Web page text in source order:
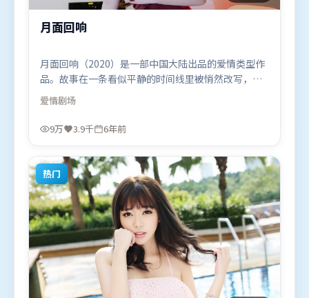
月面回响
月面回响（2020）是一部中国大陆出品的爱情类型作
品。故事在一条看似平静的时间线里被悄然改写，人
物被迫直面过去与现在的撕裂。群像刻画各有弧光，
配角亦承担叙事推进功能。由宁浩执导，张家辉、胡
歌、廖凡，咏梅、刘德华等联袂出演。影片于2020年
爱情题材的观众观看。
爱情剧场
9万 3.9千 6年前
热门